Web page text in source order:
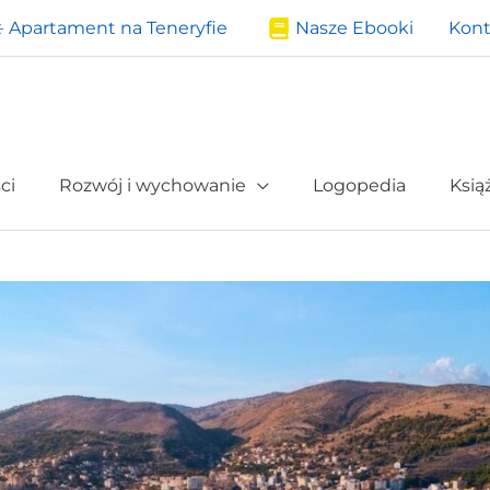
Apartament na Teneryfie Nasze Ebooki
Rozwój i wychowanie Logopedia